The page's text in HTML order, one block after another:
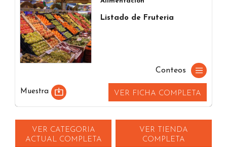
Listado de Fruteria
Conteos
Muestra VER FICHA COMPLETA
VER CATEGORIA
ACTUAL COMPLETA
VER TIENDA
COMPLETA